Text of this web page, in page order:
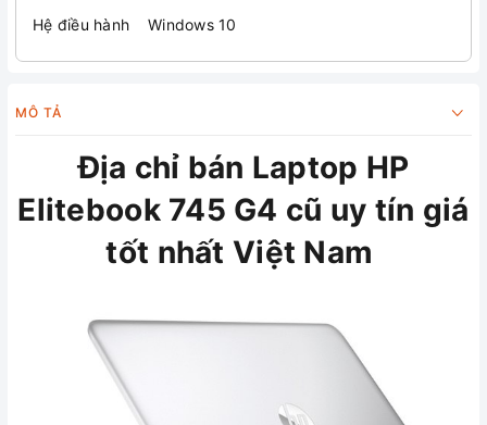
Hệ điều hành Windows 10
MÔ TẢ
Địa chỉ bán Laptop HP
Elitebook 745 G4 cũ uy tín giá
tốt nhất Việt Nam